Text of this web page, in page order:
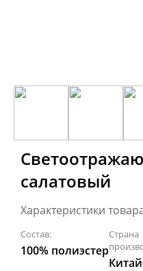
салатовый
Характеристики
Состав:
100% полиэстер
Страна
Китай